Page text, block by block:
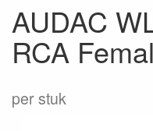
AUDAC
RCA
per stuk